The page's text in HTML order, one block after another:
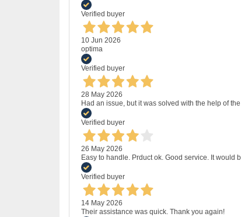
Verified buyer
10 Jun 2026
optima
Verified buyer
28 May 2026
Had an issue, but it was solved with the help of
Verified buyer
26 May 2026
Easy to handle. Prduct ok. Good service. It
Verified buyer
14 May 2026
Their assistance was quick. Thank you again!